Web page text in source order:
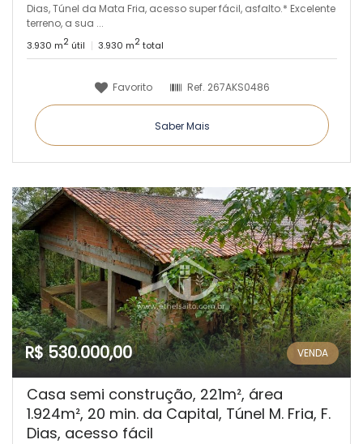
Dias, Túnel da Mata Fria, acesso super fácil, asfalto.* Excelente
terreno, a sua ...
3.930 m2 útil 3.930 m2total
Favorito Ref. 267AKS0486
Saber Mais
R$ 530.000,00 VENDA
Casa semi construção, 221m², área
1.924m², 20 min. da Capital, Túnel M. Fria, F.
Dias, acesso fácil